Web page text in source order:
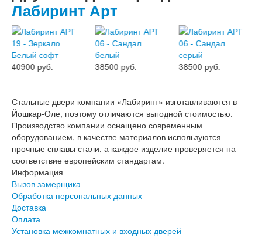
Галерея
Геометрия
Графика
Империя
Классика
Неоклассика Про
Скин
Тренд
Двери ВанМарк
Шпон текстурированный
Эмалекс
Эмаль
Серия Дебют
Серия Синди
Лабиринт Арт
40900 руб. 38500 руб. 38500 руб.
Стальные двери компании «Лабиринт» изготавливаются в
Йошкар-Оле, поэтому отличаются выгодной стоимостью.
Производство компании оснащено современным
оборудованием, в качестве материалов используются
прочные сплавы стали, а каждое изделие проверяется на
соответствие европейским стандартам.
Информация
Вызов замерщика
Обработка персональных данных
Доставка
Оплата
Установка межкомнатных и входных дверей